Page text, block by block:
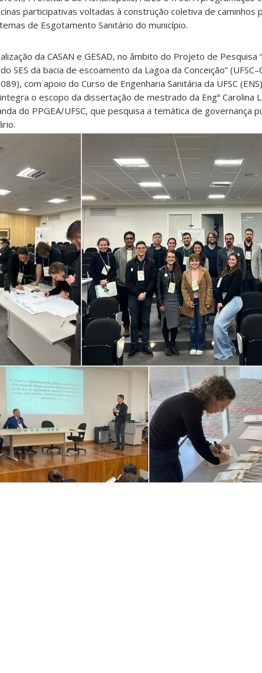
participativas voltadas à construção coletiva de caminhos
de Esgotamento Sanitário do município.
da CASAN e GESAD, no âmbito do Projeto de Pesquisa
SES da bacia de escoamento da Lagoa da Conceição”
com apoio do Curso de Engenharia Sanitária da UFSC
o escopo da dissertação de mestrado da Engª Carolina
do PPGEA/UFSC, que pesquisa a temática de governança